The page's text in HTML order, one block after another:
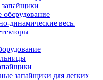
динамические весы
запайщики для легких